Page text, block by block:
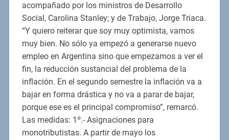
acompañado por los ministros de Desarrollo
Social, Carolina Stanley; y de Trabajo, Jorge Triaca.
“Y quiero reiterar que soy muy optimista, vamos
muy bien. No sólo ya empezó a generarse nuevo
empleo en Argentina sino que empezamos a ver el
fin, la reducción sustancial del problema de la
inflación. En el segundo semestre la inflación va a
bajar en forma drástica y no va a parar de bajar,
porque ese es el principal compromiso”, remarcó.
Las medidas: 1º.- Asignaciones para
monotributistas. A partir de mayo los